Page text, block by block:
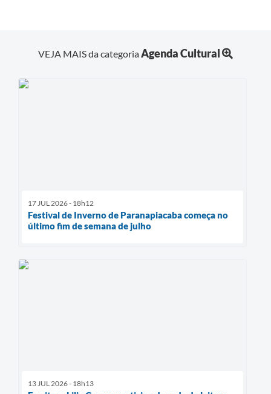
VEJA MAIS da categoriaAgenda Cultural
17 JUL 2026 - 18h12
Festival de Inverno de Paranapiacaba começa no
último fim de semana de julho
13 JUL 2026 - 18h13